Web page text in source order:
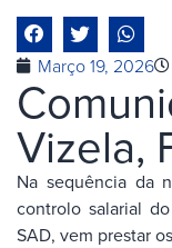
Março 19, 2026
Vizela,
Na sequência da
controlo salarial
SAD, vem prestar